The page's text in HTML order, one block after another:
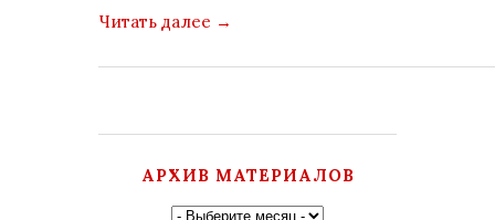
Читать далее →
АРХИВ МАТЕРИАЛОВ